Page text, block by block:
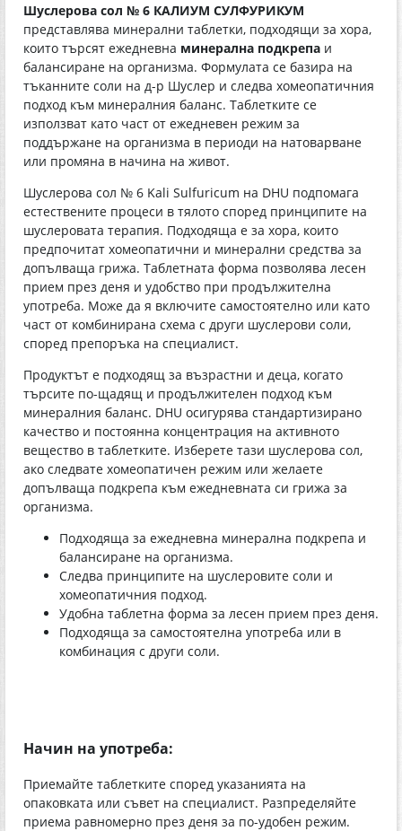
Шуслерова сол № 6 КАЛИУМ СУЛФУРИКУМ
представлява минерални таблетки, подходящи за хора,
които търсят ежедневна минерална подкрепа и
балансиране на организма. Формулата се базира на
тъканните соли на д-р Шуслер и следва хомеопатичния
подход към минералния баланс. Таблетките се
използват като част от ежедневен режим за
поддържане на организма в периоди на натоварване
или промяна в начина на живот.
Шуслерова сол № 6 Kali Sulfuricum на DHU подпомага
естествените процеси в тялото според принципите на
шуслеровата терапия. Подходяща е за хора, които
предпочитат хомеопатични и минерални средства за
допълваща грижа. Таблетната форма позволява лесен
прием през деня и удобство при продължителна
употреба. Може да я включите самостоятелно или като
част от комбинирана схема с други шуслерови соли,
според препоръка на специалист.
Продуктът е подходящ за възрастни и деца, когато
търсите по-щадящ и продължителен подход към
минералния баланс. DHU осигурява стандартизирано
качество и постоянна концентрация на активното
вещество в таблетките. Изберете тази шуслерова сол,
ако следвате хомеопатичен режим или желаете
допълваща подкрепа към ежедневната си грижа за
организма.
Подходяща за ежедневна минерална подкрепа и
балансиране на организма.
Следва принципите на шуслеровите соли и
хомеопатичния подход.
Удобна таблетна форма за лесен прием през деня.
Подходяща за самостоятелна употреба или в
комбинация с други соли.
Начин на употреба:
Приемайте таблетките според указанията на
опаковката или съвет на специалист. Разпределяйте
приема равномерно през деня за по-удобен режим.